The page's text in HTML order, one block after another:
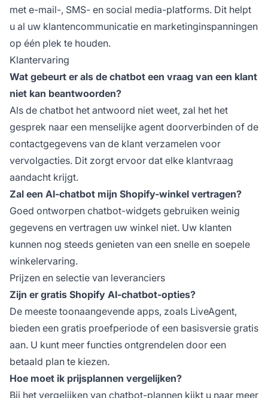
met e-mail-, SMS- en social media-platforms. Dit helpt
u al uw klantencommunicatie en marketinginspanningen
op één plek te houden.
Klantervaring
Wat gebeurt er als de chatbot een vraag van een klant
niet kan beantwoorden?
Als de chatbot het antwoord niet weet, zal het het
gesprek naar een menselijke agent doorverbinden of de
contactgegevens van de klant verzamelen voor
vervolgacties. Dit zorgt ervoor dat elke klantvraag
aandacht krijgt.
Zal een AI-chatbot mijn Shopify-winkel vertragen?
Goed ontworpen chatbot-widgets gebruiken weinig
gegevens en vertragen uw winkel niet. Uw klanten
kunnen nog steeds genieten van een snelle en soepele
winkelervaring.
Prijzen en selectie van leveranciers
Zijn er gratis Shopify AI-chatbot-opties?
De meeste toonaangevende apps, zoals LiveAgent,
bieden een gratis proefperiode of een basisversie gratis
aan. U kunt meer functies ontgrendelen door een
betaald plan te kiezen.
Hoe moet ik prijsplannen vergelijken?
Bij het vergelijken van chatbot-plannen kijkt u naar meer